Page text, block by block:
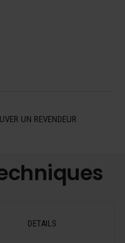
UN REVENDEUR
DETAILS